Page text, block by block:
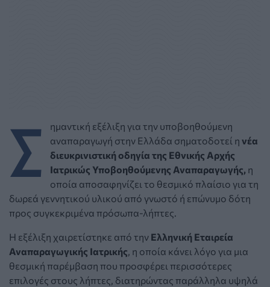
Σ
ημαντική εξέλιξη για την υποβοηθούμενη
αναπαραγωγή στην Ελλάδα σηματοδοτεί η νέα
διευκρινιστική οδηγία της Εθνικής Αρχής
Ιατρικώς Υποβοηθούμενης Αναπαραγωγής, η
οποία αποσαφηνίζει το θεσμικό πλαίσιο για τη
δωρεά γεννητικού υλικού από γνωστό ή επώνυμο δότη
προς συγκεκριμένα πρόσωπα-λήπτες.
Η εξέλιξη χαιρετίστηκε από την Ελληνική Εταιρεία
Αναπαραγωγικής Ιατρικής, η οποία κάνει λόγο για μια
θεσμική παρέμβαση που προσφέρει περισσότερες
επιλογές στους λήπτες, διατηρώντας παράλληλα υψηλά